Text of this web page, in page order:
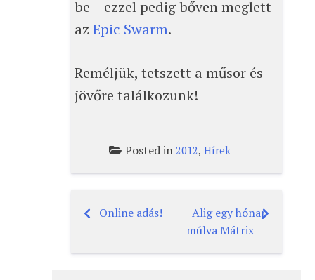
be – ezzel pedig bőven meglett
azEpic Swarm.
Reméljük, tetszett a műsor és
jövőre találkozunk!
Posted in 2012, Hírek
Bejegyzés
navigáció
Online adás!
Alig egy hónap
múlva Mátrix